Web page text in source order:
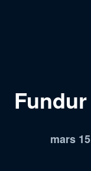
mars